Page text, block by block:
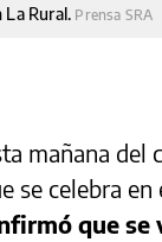
La Rural. Prensa SRA
mañana del
se celebra en
que se